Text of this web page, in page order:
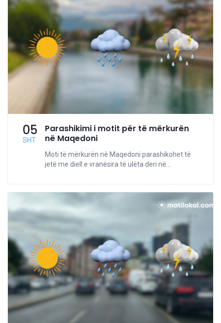
05
SHT
Parashikimi i motit për të mërkurën
në Maqedoni
Moti të mërkurën në Maqedoni parashikohet të
jetë me diell e vranësira të ulëta deri në...